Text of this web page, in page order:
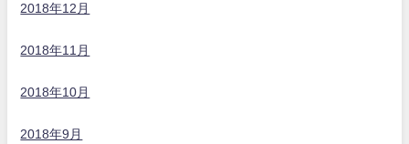
2018年12月
2018年11月
2018年10月
2018年9月